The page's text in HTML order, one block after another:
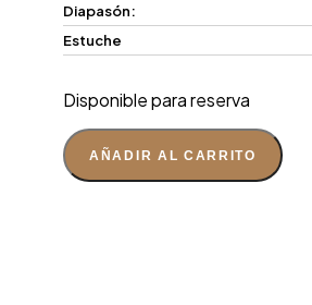
Diapasón:
Estuche
Disponible para reserva
AÑADIR AL CARRITO